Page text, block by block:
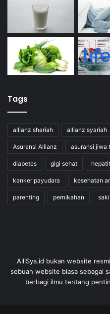
Tags
allianz shariah allianz syariah
Asuransi Allianz asuransi jiwa
diabetes gigi sehat
kanker payudara kesehatan
parenting pernikahan
AlliSya.id bukan website
sebuah website biasa sebagai
berbagi ilmu tentang